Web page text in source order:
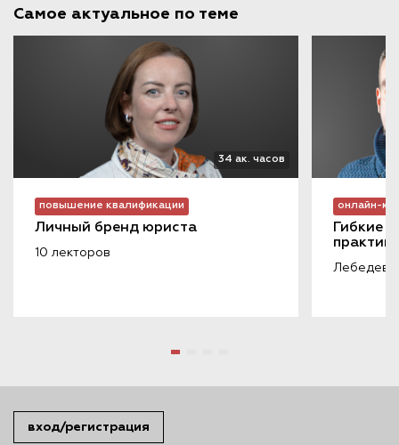
Самое актуальное по теме
34 ак. часов
повышение квалификации
Личный бренд юриста
10 лекторов
онлайн-
Гибкие
практике
Лебедева
вход/регистрация